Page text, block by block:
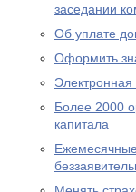
заседании
Об уплате
Оформить
Более 2000
капитала